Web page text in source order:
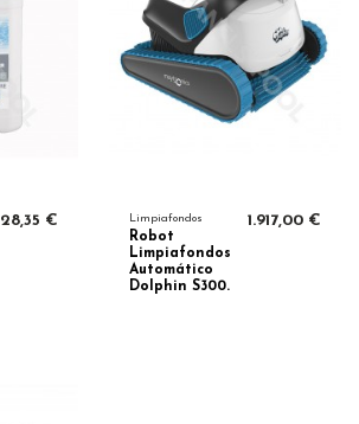
28,35 € Limpiafondos
Robot
Limpiafondos
Automático
Dolphin S300.
1.917,00 €